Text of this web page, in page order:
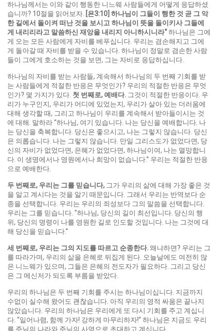
하나님께서는 이와 같이 행동한 니느웨 사람들에게 어떻게 응답하셨
습니까? 10절을 읽어보자. 욘3:10] 하나님이 그들이 행한 것 곧 그 악
한 길에서 돌이켜 떠난 것을 보시고 하나님이 뜻을 돌이키사 그들에
게 내리리라고 말씀하신 재앙을 내리지 아니하시니라“하나님은 그에
게 오는 모든 사람에게 자비를 베푸십니다. 우리는 겸손해지고 그에
게 돌아갈 때 자비를 받을 수 있습니다. 하나님이 정말로 겸손한 사람
들이 그에게 호소하는 것을 보면, 그는 자비로 응답하십니다.
하나님의 자비를 받는 사람들, 계속해서 하나님의 두 번째 기회를 받
는 사람들에게 적절한 반응은 무엇인가? 우리의 적절한 반응은 무엇
인가? 몇 가지가 있다. 첫 번째로,예배다. 그것이 적절한 반응이다. 우
리가 누구인지, 우리가 어디에 있었는지, 우리가 살아 있는 더러움에
대해 생각할 때, 그리고 하나님이 우리를 계속해서 받아들이시는 것
에 대해. 말하라 “하나님, 여기 있습니다. 나는 당신을 예배합니다. 나
는 당신을 축복합니다. 당신은 좋으시고, 나는 그렇지 않습니다. 당신
은 의롭습니다. 나는 그렇지 않습니다. 만일 그리스도가 없었다면, 당
신의 자비가 없었다면, 은혜가 없었다면, 하나님이여, 나는 멸망합니
다. 이 생명에서나 영원에서나 희망이 없습니다.” 우리는 적절한 반응
으로 예배한다.
두 번째로, 우리는 그를 믿습니다, 그가 우리의 삶에 대해 가장 좋은 것
을 알고 계시다는 것을 알기 때문입니다. 그래서 우리는 반역보다 순
종을 선택합니다. 우리는 우리의 죄성보다 그의 말씀을 선택합니다.
우리는 그를 믿습니다. “하나님, 당신의 길이 최선입니다. 당신의 행
위, 당신의 명령이 나를 영원한 길로 인도할 것입니다. 나는 그것에 대
해 당신을 믿습니다.”
세 번째로, 우리는 그의 지도를 따르고 순종한다.왜냐하면? 우리는 그
를 따라가며, 우리의 삶을 은혜로 뒤집게 된다. 오늘날에도 여전히 많
은 니느웨가 있으며, 그들은 은혜의 전도자가 필요하다. 그리고 당신
은 그 메신저가 되도록 부름을 받았다.
우리의 하나님은 두 번째 기회를 주시는 하나님이십니다. 지금까지
수없이 실수해 왔어도 괜찮습니다. 아직 우리의 영적 싸움은 끝나지
않았습니다. 우리의 하나님은 우리에게 또 다시 기회를 주고 계십니
다. “일어나렴, 함께 가자! 강하게 마무리하자!” 하나님은 지금도 우리
를 주님의 나라와 주님의 사역으로 초대하고 계십니다.